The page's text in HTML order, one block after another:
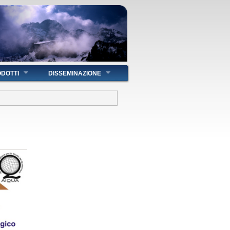
DISSEMINAZIONE